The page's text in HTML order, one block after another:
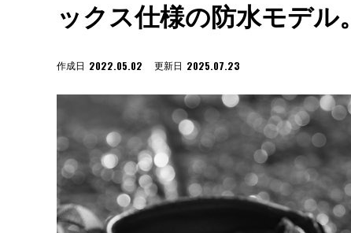
ックス仕様の防水モデル。
作成日 2022.05.02 更新日 2025.07.23